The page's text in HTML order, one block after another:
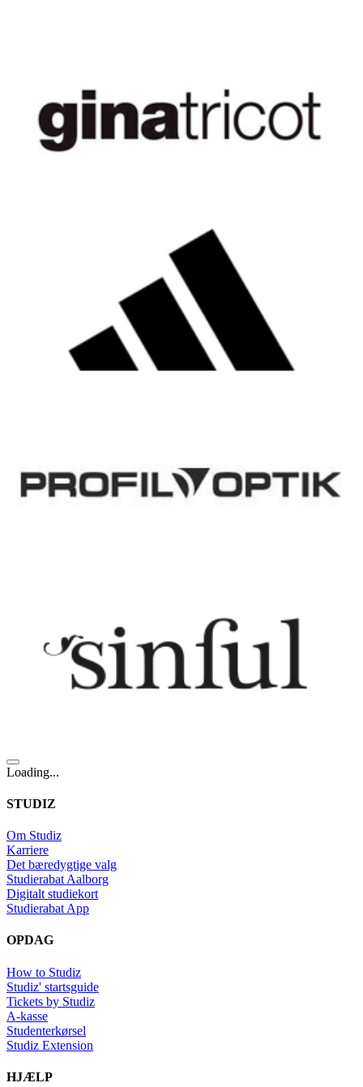
Loading...
STUDIZ
Om Studiz
Karriere
Det bæredygtige valg
Studierabat Aalborg
Digitalt studiekort
Studierabat App
OPDAG
How to Studiz
Studiz' startsguide
Tickets by Studiz
A-kasse
Studenterkørsel
Studiz Extension
HJÆLP